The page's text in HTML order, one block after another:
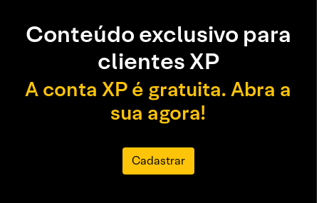
Conteúdo exclusivo para
clientes XP
A conta XP é gratuita. Abra a
sua agora!
Cadastrar